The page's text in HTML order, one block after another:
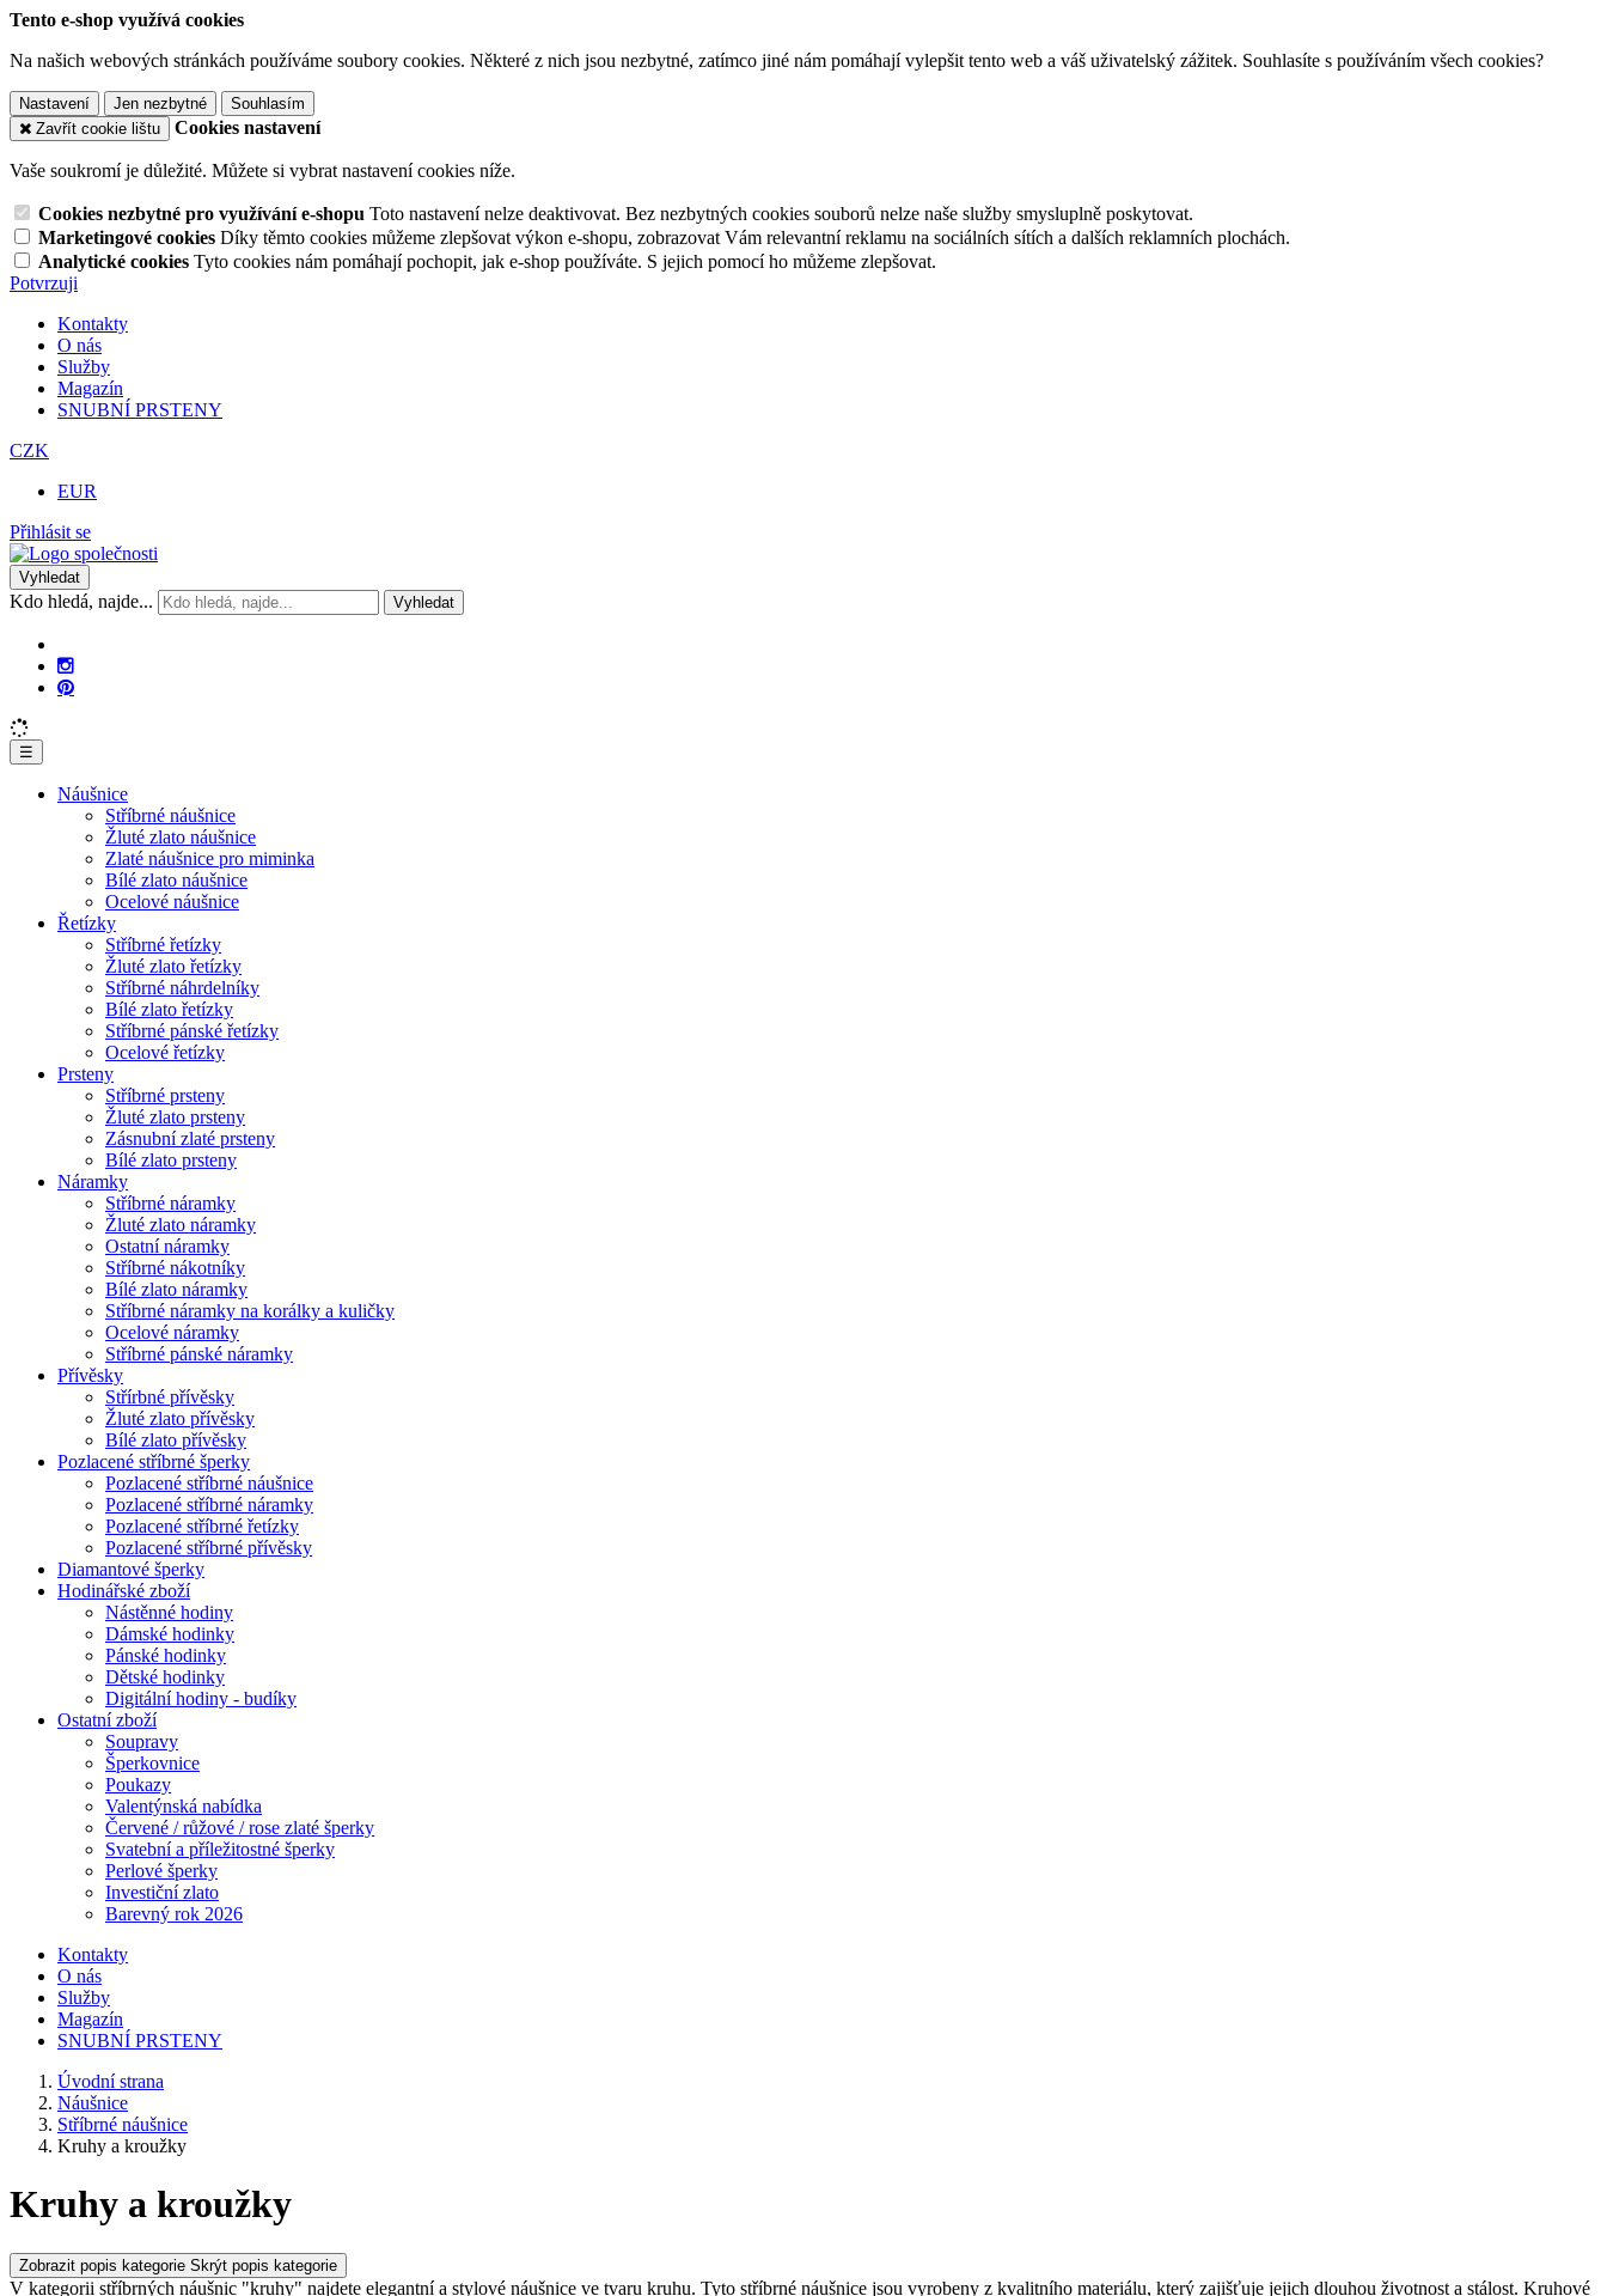
Tento e-shop využívá cookies
Na našich webových stránkách používáme soubory cookies. Některé z nich jsou nezbytné, zatímco jiné nám pomáhají vylepšit tento web a váš uživatelský zážitek. Souhlasíte s používáním všech cookies?
Nastavení Jen nezbytné
Souhlasím
Zavřít cookie lištu
Cookies nastavení
Vaše soukromí je důležité. Můžete si vybrat nastavení cookies níže.
Cookies nezbytné pro využívání e-shopu Toto nastavení nelze deaktivovat. Bez nezbytných cookies souborů nelze naše služby smysluplně poskytovat.
Marketingové cookies Díky těmto cookies můžeme zlepšovat výkon e-shopu, zobrazovat Vám relevantní reklamu na sociálních sítích a dalších reklamních plochách.
Analytické cookies Tyto cookies nám pomáhají pochopit, jak e-shop používáte. S jejich pomocí ho můžeme zlepšovat.
Potvrzuji
Kontakty
O nás
Služby
Magazín
SNUBNÍ PRSTENY
CZK
EUR
Přihlásit se
Vyhledat
Kdo hledá, najde... Vyhledat
☰
Náušnice
Stříbrné náušnice
Žluté zlato náušnice
Zlaté náušnice pro miminka
Bílé zlato náušnice
Ocelové náušnice
Řetízky
Stříbrné řetízky
Žluté zlato řetízky
Stříbrné náhrdelníky
Bílé zlato řetízky
Stříbrné pánské řetízky
Ocelové řetízky
Prsteny
Stříbrné prsteny
Žluté zlato prsteny
Zásnubní zlaté prsteny
Bílé zlato prsteny
Náramky
Stříbrné náramky
Žluté zlato náramky
Ostatní náramky
Stříbrné nákotníky
Bílé zlato náramky
Stříbrné náramky na korálky a kuličky
Ocelové náramky
Stříbrné pánské náramky
Přívěsky
Střírbné přívěsky
Žluté zlato přívěsky
Bílé zlato přívěsky
Pozlacené stříbrné šperky
Pozlacené stříbrné náušnice
Pozlacené stříbrné náramky
Pozlacené stříbrné řetízky
Pozlacené stříbrné přívěsky
Diamantové šperky
Hodinářské zboží
Nástěnné hodiny
Dámské hodinky
Pánské hodinky
Dětské hodinky
Digitální hodiny - budíky
Ostatní zboží
Soupravy
Šperkovnice
Poukazy
Valentýnská nabídka
Červené / růžové / rose zlaté šperky
Svatební a příležitostné šperky
Perlové šperky
Investiční zlato
Barevný rok 2026
Kontakty
O nás
Služby
Magazín
SNUBNÍ PRSTENY
Úvodní strana
Náušnice
Stříbrné náušnice
Kruhy a kroužky
Kruhy a kroužky
Zobrazit popis kategorie Skrýt popis kategorie
V kategorii stříbrných náušnic "kruhy" najdete elegantní a stylové náušnice ve tvaru kruhu. Tyto stříbrné náušnice jsou vyrobeny z kvalitního materiálu, který zajišťuje jejich dlouhou životnost a stálost. Kruhové